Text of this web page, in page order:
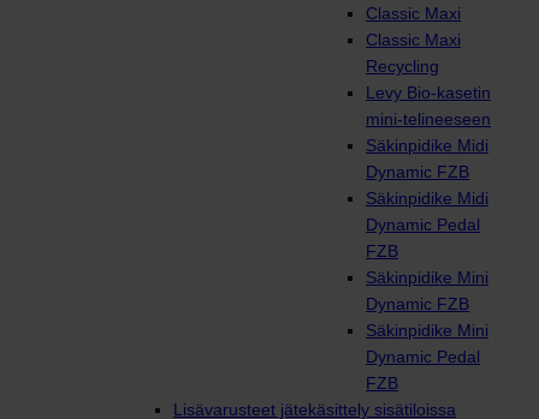
Classic Maxi
Classic Maxi
Recycling
Levy Bio-kasetin
mini-telineeseen
Säkinpidike Midi
Dynamic FZB
Säkinpidike Midi
Dynamic Pedal
FZB
Säkinpidike Mini
Dynamic FZB
Säkinpidike Mini
Dynamic Pedal
FZB
Lisävarusteet jätekäsittely sisätiloissa